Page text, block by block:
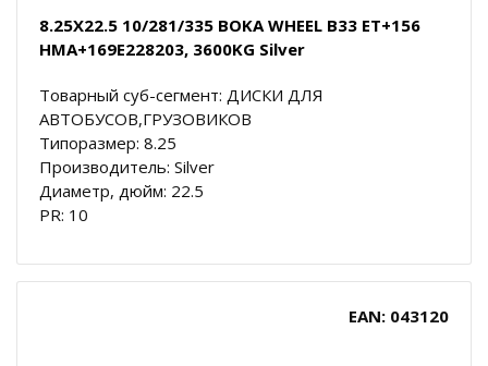
8.25X22.5 10/281/335 BOKA WHEEL B33 ET+156
HMA+169E228203, 3600KG Silver
Товарный суб-сегмент: ДИСКИ ДЛЯ
АВТОБУСОВ,ГРУЗОВИКОВ
Типоразмер: 8.25
Производитель: Silver
Диаметр, дюйм: 22.5
PR: 10
EAN: 043120